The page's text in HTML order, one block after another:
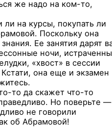
же надо на ком-то,
ли на курсы, покупать ли
Поскольку она
Ее занятия дарят
ночи,
«хвост» в сессии
она еще и экзамен
то да скажет что-то
Но поверьте —
не говорили
об Абрамовой!